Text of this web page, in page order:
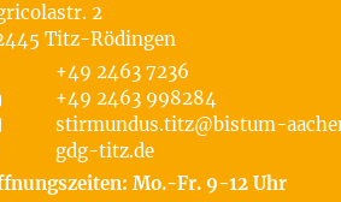
2
Titz-Rödingen
+49 2463 7236
+49 2463 998284
stirmundus.titz@bistum-
gdg-titz.de
Mo.-Fr. 9-12 Uhr